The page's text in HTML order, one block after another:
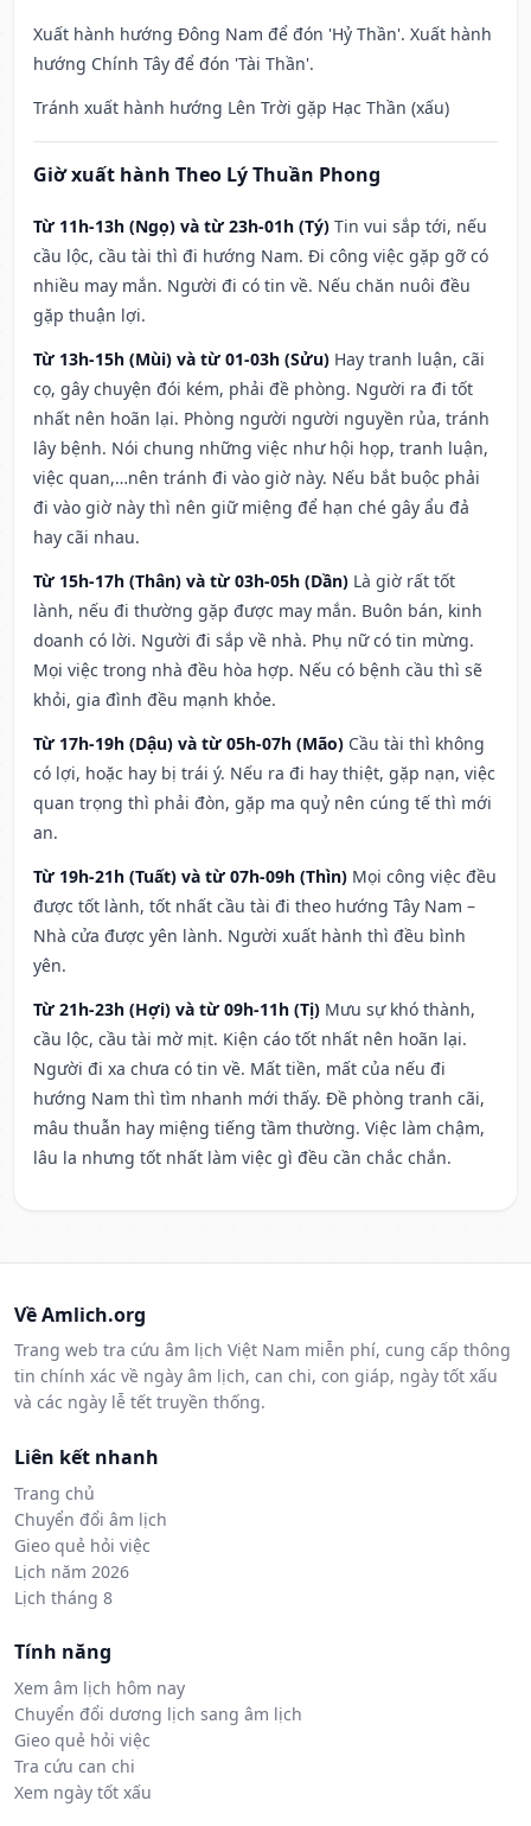
Xuất hành hướng Đông Nam để đón 'Hỷ Thần'. Xuất hành
hướng Chính Tây để đón 'Tài Thần'.
Tránh xuất hành hướng Lên Trời gặp Hạc Thần (xấu)
Giờ xuất hành Theo Lý Thuần Phong
Từ 11h-13h (Ngọ) và từ 23h-01h (Tý) Tin vui sắp tới, nếu
cầu lộc, cầu tài thì đi hướng Nam. Đi công việc gặp gỡ có
nhiều may mắn. Người đi có tin về. Nếu chăn nuôi đều
gặp thuận lợi.
Từ 13h-15h (Mùi) và từ 01-03h (Sửu) Hay tranh luận, cãi
cọ, gây chuyện đói kém, phải đề phòng. Người ra đi tốt
nhất nên hoãn lại. Phòng người người nguyền rủa, tránh
lây bệnh. Nói chung những việc như hội họp, tranh luận,
việc quan,…nên tránh đi vào giờ này. Nếu bắt buộc phải
đi vào giờ này thì nên giữ miệng để hạn ché gây ẩu đả
hay cãi nhau.
Từ 15h-17h (Thân) và từ 03h-05h (Dần) Là giờ rất tốt
lành, nếu đi thường gặp được may mắn. Buôn bán, kinh
doanh có lời. Người đi sắp về nhà. Phụ nữ có tin mừng.
Mọi việc trong nhà đều hòa hợp. Nếu có bệnh cầu thì sẽ
khỏi, gia đình đều mạnh khỏe.
Từ 17h-19h (Dậu) và từ 05h-07h (Mão) Cầu tài thì không
có lợi, hoặc hay bị trái ý. Nếu ra đi hay thiệt, gặp nạn, việc
quan trọng thì phải đòn, gặp ma quỷ nên cúng tế thì mới
an.
Từ 19h-21h (Tuất) và từ 07h-09h (Thìn) Mọi công việc đều
được tốt lành, tốt nhất cầu tài đi theo hướng Tây Nam –
Nhà cửa được yên lành. Người xuất hành thì đều bình
yên.
Từ 21h-23h (Hợi) và từ 09h-11h (Tị) Mưu sự khó thành,
cầu lộc, cầu tài mờ mịt. Kiện cáo tốt nhất nên hoãn lại.
Người đi xa chưa có tin về. Mất tiền, mất của nếu đi
hướng Nam thì tìm nhanh mới thấy. Đề phòng tranh cãi,
mâu thuẫn hay miệng tiếng tầm thường. Việc làm chậm,
lâu la nhưng tốt nhất làm việc gì đều cần chắc chắn.
Về Amlich.org
Trang web tra cứu âm lịch Việt Nam miễn phí, cung cấp thông
tin chính xác về ngày âm lịch, can chi, con giáp, ngày tốt xấu
và các ngày lễ tết truyền thống.
Liên kết nhanh
Trang chủ
Chuyển đổi âm lịch
Gieo quẻ hỏi việc
Lịch năm 2026
Lịch tháng 8
Tính năng
Xem âm lịch hôm nay
Chuyển đổi dương lịch sang âm lịch
Gieo quẻ hỏi việc
Tra cứu can chi
Xem ngày tốt xấu